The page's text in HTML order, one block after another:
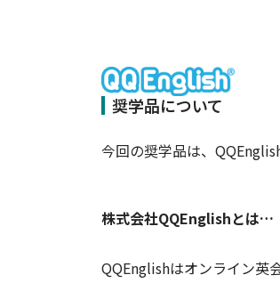
奨学品について
今回の奨学品は、
株式会社QQEnglishとは…
QQEnglishはオンライン英